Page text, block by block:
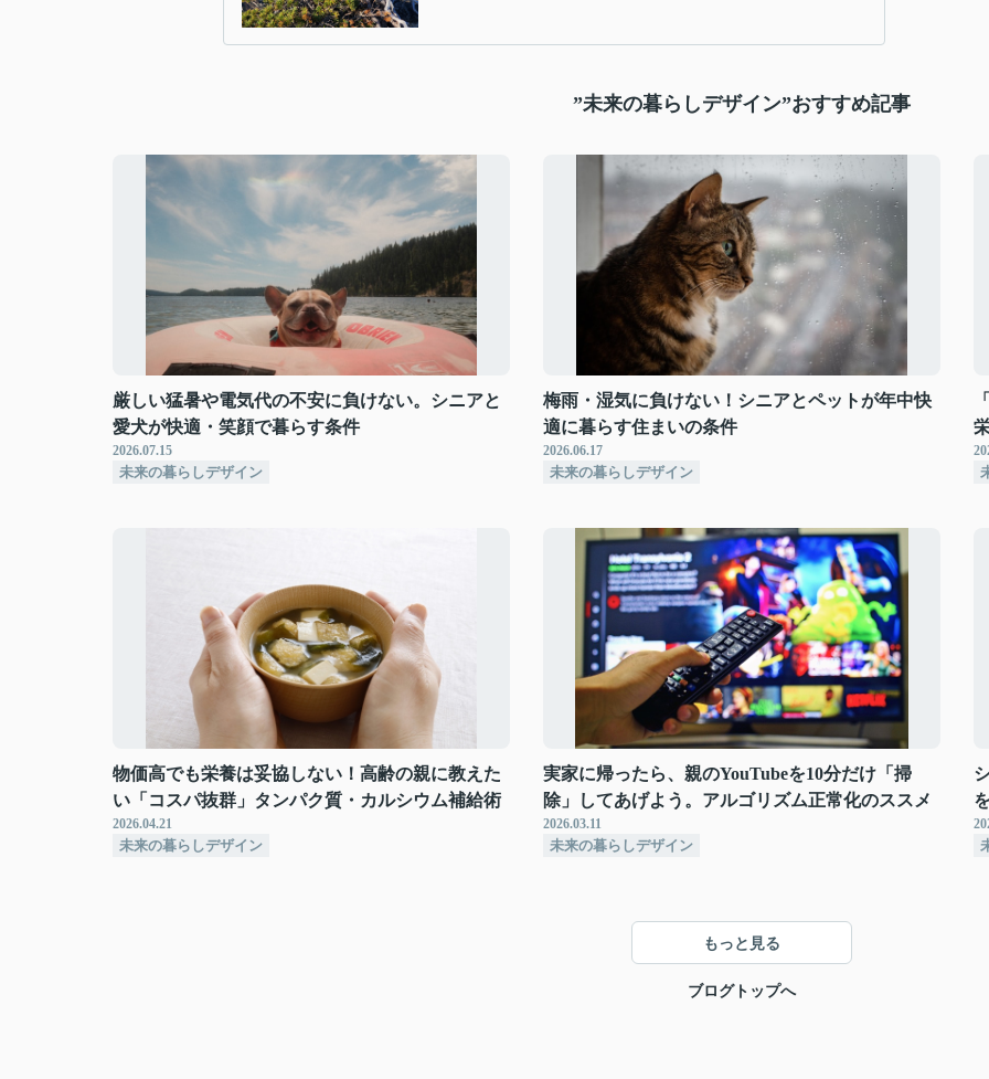
”未来の暮らしデザイン”おすすめ記事
厳しい猛暑や電気代の不安に負けない。シニアと
愛犬が快適・笑顔で暮らす条件
2026.07.15
未来の暮らしデザイン
梅雨・湿気に負けない！シニアとペットが年中快
適に暮らす住まいの条件
2026.06.17
未来の暮らしデザイン
物価高でも栄養は妥協しない！高齢の親に教えた
い「コスパ抜群」タンパク質・カルシウム補給術
2026.04.21
未来の暮らしデザイン
実家に帰ったら、親のYouTubeを10分だけ「掃
除」してあげよう。アルゴリズム正常化のススメ
2026.03.11
未来の暮らしデザイン
もっと見る
ブログトップへ